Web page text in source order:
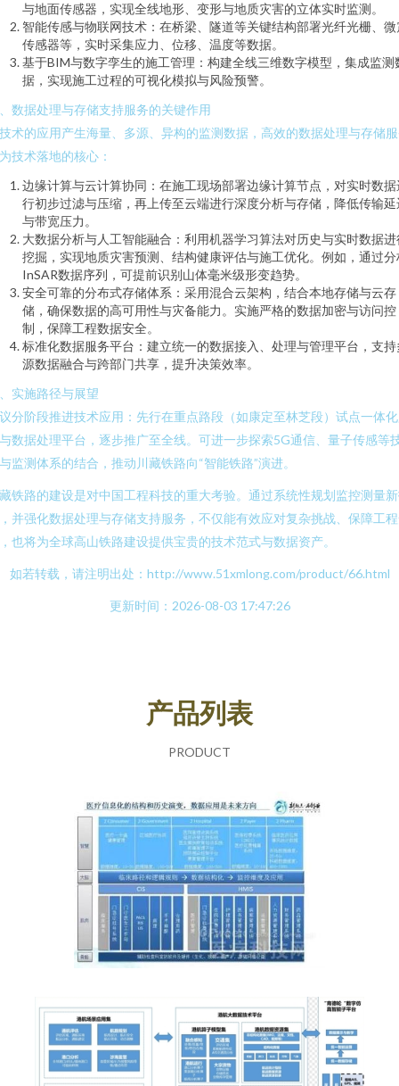
与地面传感器，实现全线地形、变形与地质灾害的立体实时监测。
智能传感与物联网技术：在桥梁、隧道等关键结构部署光纤光栅、微
传感器等，实时采集应力、位移、温度等数据。
基于BIM与数字孪生的施工管理：构建全线三维数字模型，集成监测
据，实现施工过程的可视化模拟与风险预警。
数据处理与存储支持服务的关键作用
术的应用产生海量、多源、异构的监测数据，高效的数据处理与存储
技术落地的核心：
边缘计算与云计算协同：在施工现场部署边缘计算节点，对实时数据
行初步过滤与压缩，再上传至云端进行深度分析与存储，降低传输延
与带宽压力。
大数据分析与人工智能融合：利用机器学习算法对历史与实时数据进
挖掘，实现地质灾害预测、结构健康评估与施工优化。例如，通过分
InSAR数据序列，可提前识别山体毫米级形变趋势。
安全可靠的分布式存储体系：采用混合云架构，结合本地存储与云存
储，确保数据的高可用性与灾备能力。实施严格的数据加密与访问控
制，保障工程数据安全。
标准化数据服务平台：建立统一的数据接入、处理与管理平台，支持
源数据融合与跨部门共享，提升决策效率。
实施路径与展望
分阶段推进技术应用：先行在重点路段（如康定至林芝段）试点一体
数据处理平台，逐步推广至全线。可进一步探索5G通信、量子传感等
监测体系的结合，推动川藏铁路向“智能铁路”演进。
铁路的建设是对中国工程科技的重大考验。通过系统性规划监控测量
并强化数据处理与存储支持服务，不仅能有效应对复杂挑战、保障工
也将为全球高山铁路建设提供宝贵的技术范式与数据资产。
如若转载，请注明出处：http://www.51xmlong.com/product/66.html
更新时间：2026-08-03 17:47:26
产品列表
PRODUCT